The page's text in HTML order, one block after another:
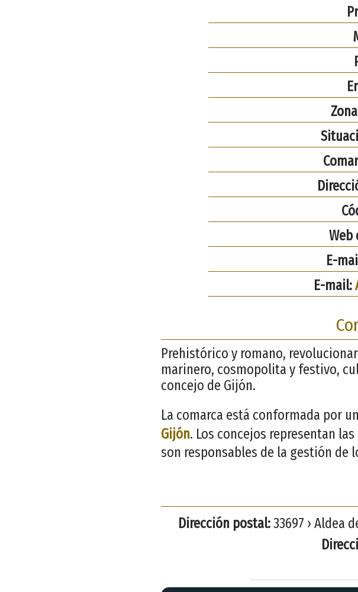
E-
E-mail:
Prehistórico y romano,
marinero, cosmopolita y festivo,
concejo de Gijón.
La comarca está conformada por
Gijón. Los concejos representan
son responsables de la gestión de
Dirección postal:33697 › Aldea